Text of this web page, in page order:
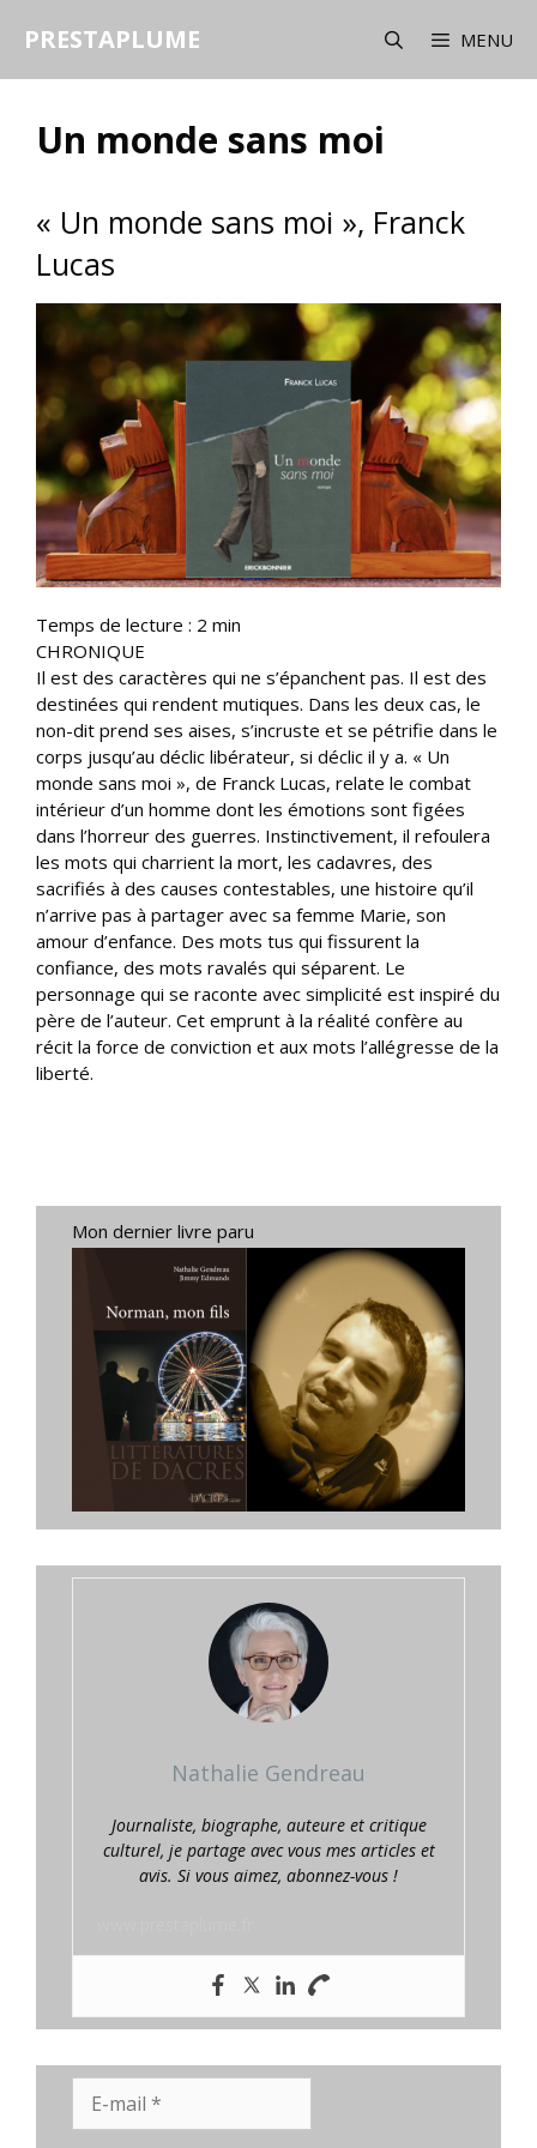
PRESTAPLUME MENU
Un monde sans moi
« Un monde sans moi », Franck
Lucas
Temps de lecture : 2 min
CHRONIQUE
Il est des caractères qui ne s’épanchent pas. Il est des
destinées qui rendent mutiques. Dans les deux cas, le
non-dit prend ses aises, s’incruste et se pétrifie dans le
corps jusqu’au déclic libérateur, si déclic il y a. « Un
monde sans moi », de Franck Lucas, relate le combat
intérieur d’un homme dont les émotions sont figées
dans l’horreur des guerres. Instinctivement, il refoulera
les mots qui charrient la mort, les cadavres, des
sacrifiés à des causes contestables, une histoire qu’il
n’arrive pas à partager avec sa femme Marie, son
amour d’enfance. Des mots tus qui fissurent la
confiance, des mots ravalés qui séparent. Le
personnage qui se raconte avec simplicité est inspiré du
père de l’auteur. Cet emprunt à la réalité confère au
récit la force de conviction et aux mots l’allégresse de la
liberté.
Mon dernier livre paru
Nathalie Gendreau
Journaliste, biographe, auteure et critique
culturel, je partage avec vous mes articles et
avis. Si vous aimez, abonnez-vous !
mail